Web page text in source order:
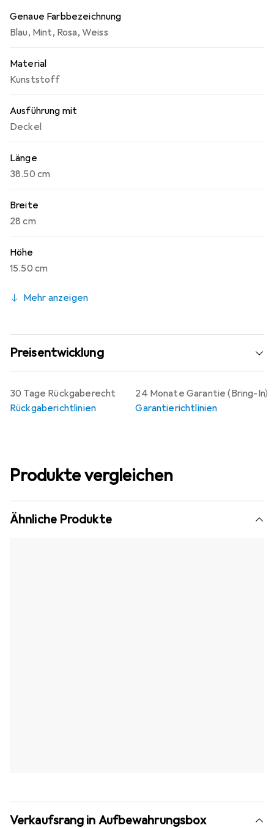
Genaue Farbbezeichnung
Blau, Mint, Rosa, Weiss
Material
Kunststoff
Ausführung mit
Deckel
Länge
38.50 cm
Breite
28 cm
Höhe
15.50 cm
Mehr anzeigen
Preisentwicklung
30 Tage Rückgaberecht
Rückgaberichtlinien
24 Monate Garantie (Bring-In)
Garantierichtlinien
Produkte vergleichen
Ähnliche Produkte
Verkaufsrang in Aufbewahrungsbox